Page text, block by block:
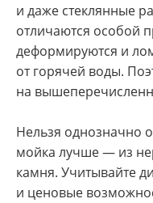
и даже стеклянные
отличаются особой
деформируются и
от горячей воды.
на
Нельзя однозначно
мойка лучше — из
камня. Учитывайте
и ценовые